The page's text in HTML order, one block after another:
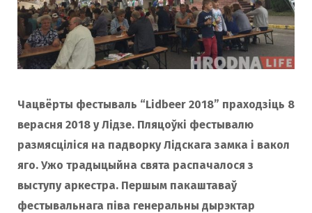
Чацвёрты фестываль “Lidbeer 2018” праходзіць 8
верасня 2018 у Лідзе. Пляцоўкі фестывалю
размясціліся на падворку Лідскага замка і вакол
яго. Ужо традыцыйна свята распачалося з
выступу аркестра. Першым пакаштаваў
фестывальнага піва генеральны дырэктар